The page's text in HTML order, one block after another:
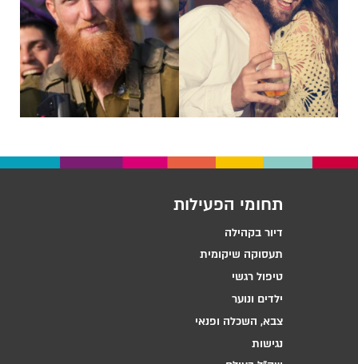
תחומי הפעילות
דיור בקהילה
תעסוקה שיקומית
טיפול רגשי
ילדים ונוער
צבא, השכלה ופנאי
נגישות